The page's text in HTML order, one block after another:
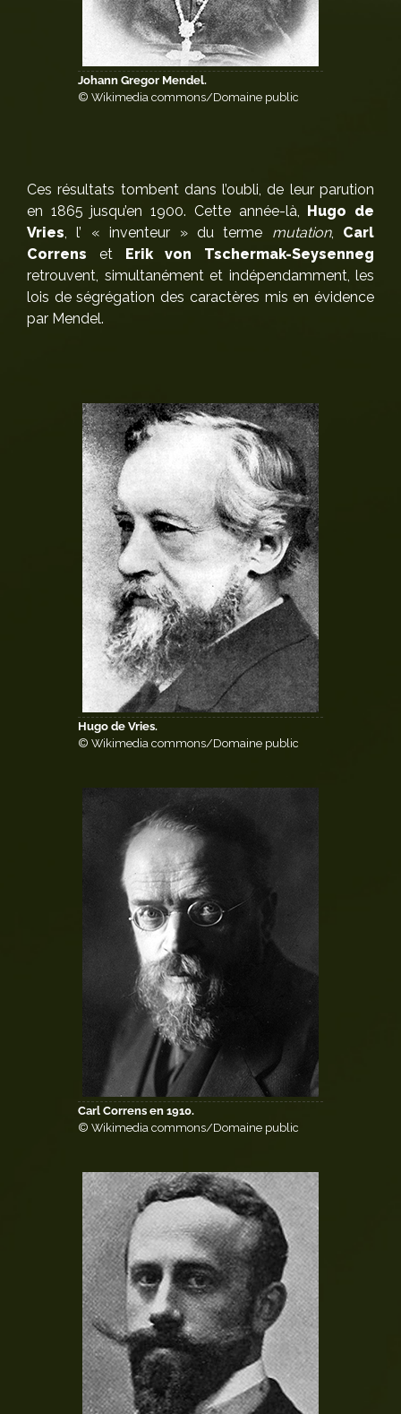
Johann Gregor Mendel.
© Wikimedia commons/Domaine public
Ces résultats tombent dans l’oubli, de leur parution
en 1865 jusqu’en 1900. Cette année-là,
Hugo de
Vries, l’ « inventeur » du terme mutation, Carl
Correns et
Erik von Tschermak-Seysenneg
retrouvent, simultanément et indépendamment, les
lois de ségrégation des caractères mis en évidence
par Mendel.
Hugo de Vries.
© Wikimedia commons/Domaine public
Carl Correns en 1910.
© Wikimedia commons/Domaine public